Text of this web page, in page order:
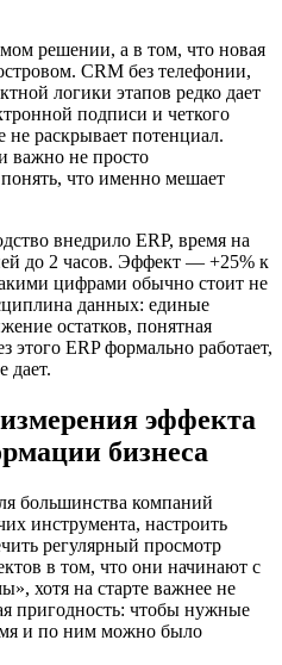
решении, а в том, что новая
CRM без телефонии,
логики этапов редко дает
подписи и четкого
не раскрывает потенциал.
важно не просто
что именно мешает
внедрило ERP, время на
до 2 часов. Эффект — +25% к
цифрами обычно стоит не
данных: единые
остатков, понятная
этого ERP формально работает,
дает.
эффекта
бизнеса
большинства компаний
инструмента, настроить
регулярный просмотр
в том, что они начинают с
хотя на старте важнее не
пригодность: чтобы нужные
и по ним можно было